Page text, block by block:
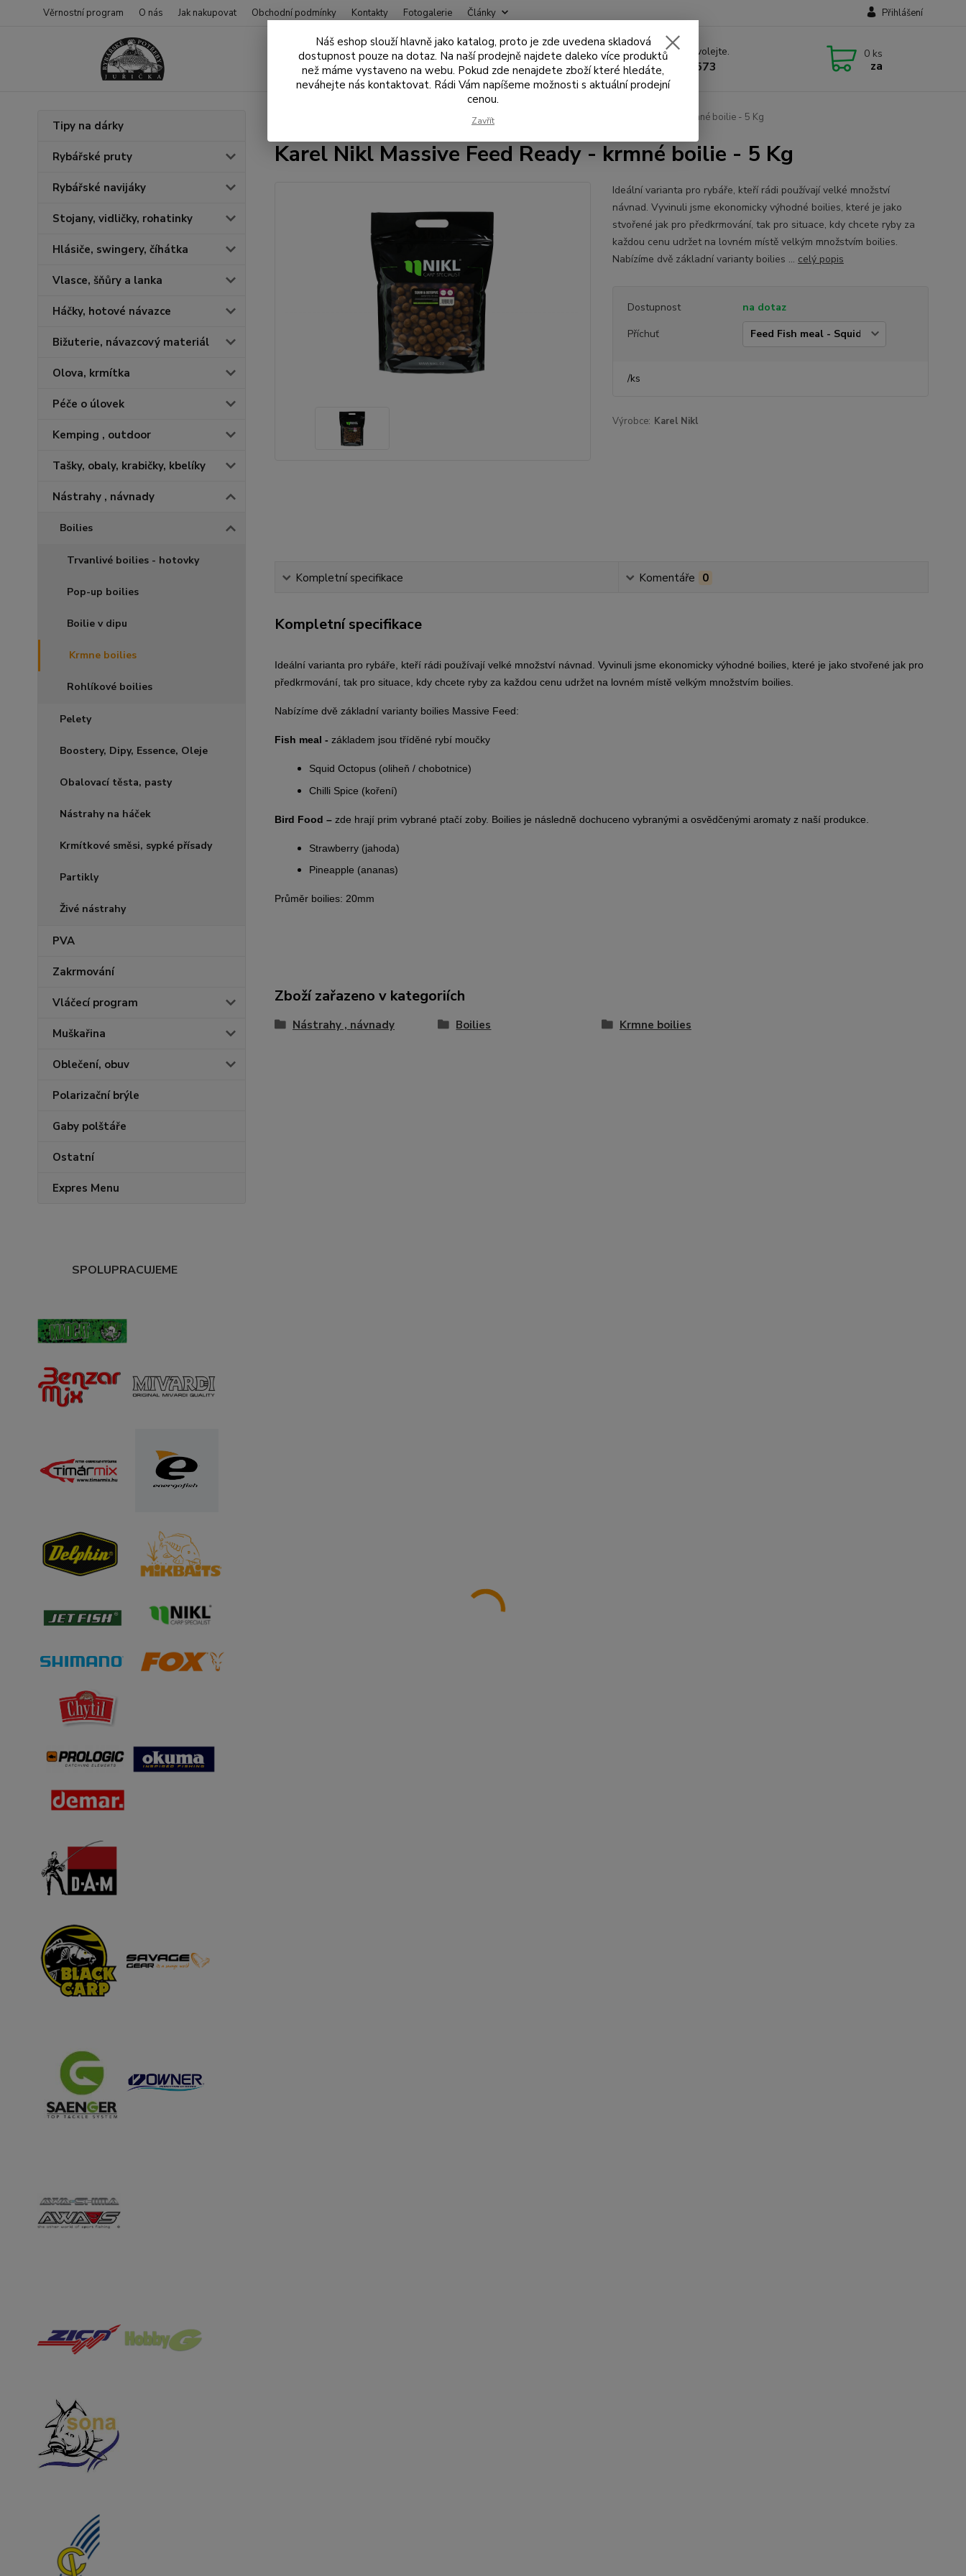
Věrnostní program O nás Jak nakupovat Obchodní podmínky Kontakty Fotogalerie Články Přihlášení
Hledat Nevíte si rady? Zavolejte.
+420 732 707 573
0 ks
za
Tipy na dárky
Rybářské pruty
Rybářské navijáky
Stojany, vidličky, rohatinky
Hlásiče, swingery, číhátka
Vlasce, šňůry a lanka
Háčky, hotové návazce
Bižuterie, návazcový materiál
Olova, krmítka
Péče o úlovek
Kemping , outdoor
Tašky, obaly, krabičky, kbelíky
Nástrahy , návnady
Boilies
Trvanlivé boilies - hotovky
Pop-up boilies
Boilie v dipu
Krmne boilies
Rohlíkové boilies
Pelety
Boostery, Dipy, Essence, Oleje
Obalovací těsta, pasty
Nástrahy na háček
Krmítkové směsi, sypké přísady
Partikly
Živé nástrahy
PVA
Zakrmování
Vláčecí program
Muškařina
Oblečení, obuv
Polarizační brýle
Gaby polštáře
Ostatní
Expres Menu
SPOLUPRACUJEME
Krmne boilies Karel Nikl Massive Feed Ready - krmné boilie - 5 Kg
Karel Nikl Massive Feed Ready - krmné boilie - 5 Kg
Ideální varianta pro rybáře, kteří rádi používají velké množství
návnad. Vyvinuli jsme ekonomicky výhodné boilies, které je jako
stvořené jak pro předkrmování, tak pro situace, kdy chcete ryby za
každou cenu udržet na lovném místě velkým množstvím boilies.
Nabízíme dvě základní varianty boilies ... celý popis
Dostupnost
na dotaz
Příchuť
/ks
Výrobce: Karel Nikl
Kompletní specifikace Komentáře 0
Kompletní specifikace
Ideální varianta pro rybáře, kteří rádi používají velké množství návnad. Vyvinuli jsme ekonomicky výhodné boilies, které je jako stvořené jak pro
předkrmování, tak pro situace, kdy chcete ryby za každou cenu udržet na lovném místě velkým množstvím boilies.
Nabízíme dvě základní varianty boilies Massive Feed:
Fish meal - základem jsou tříděné rybí moučky
Squid Octopus (oliheň / chobotnice)
Chilli Spice (koření)
Bird Food – zde hrají prim vybrané ptačí zoby. Boilies je následně dochuceno vybranými a osvědčenými aromaty z naší produkce.
Strawberry (jahoda)
Pineapple (ananas)
Průměr boilies: 20mm
Zboží zařazeno v kategoriích
Nástrahy , návnady Boilies Krmne boilies
Náš eshop slouží hlavně jako katalog, proto je zde uvedena skladová
dostupnost pouze na dotaz. Na naší prodejně najdete daleko více produktů
než máme vystaveno na webu. Pokud zde nenajdete zboží které hledáte,
neváhejte nás kontaktovat. Rádi Vám napíšeme možnosti s aktuální prodejní
cenou.
Zavřít